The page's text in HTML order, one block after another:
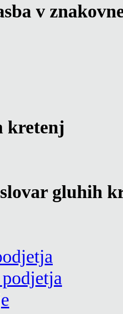
v
kretenj
gluhih